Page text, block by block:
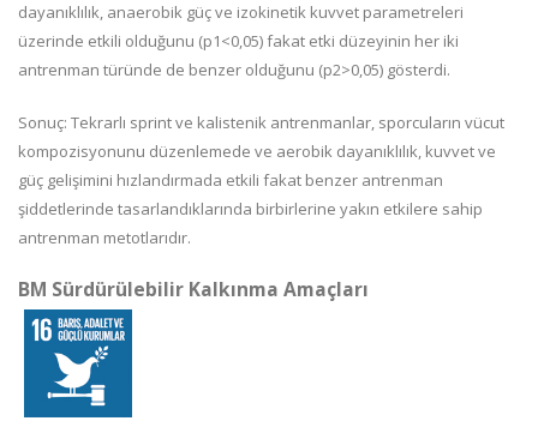
dayanıklılık, anaerobik güç ve izokinetik kuvvet parametreleri
üzerinde etkili olduğunu (p1<0,05) fakat etki düzeyinin her iki
antrenman türünde de benzer olduğunu (p2>0,05) gösterdi.
Sonuç: Tekrarlı sprint ve kalistenik antrenmanlar, sporcuların vücut
kompozisyonunu düzenlemede ve aerobik dayanıklılık, kuvvet ve
güç gelişimini hızlandırmada etkili fakat benzer antrenman
şiddetlerinde tasarlandıklarında birbirlerine yakın etkilere sahip
antrenman metotlarıdır.
BM Sürdürülebilir Kalkınma Amaçları